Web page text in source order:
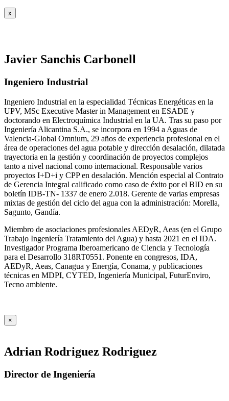
x
Javier Sanchis Carbonell
Ingeniero Industrial
Ingeniero Industrial en la especialidad Técnicas Energéticas en la
UPV, MSc Executive Master in Management en ESADE y
doctorando en Electroquímica Industrial en la UA. Tras su paso por
Ingeniería Alicantina S.A., se incorpora en 1994 a Aguas de
Valencia-Global Omnium, 29 años de experiencia profesional en el
área de operaciones del agua potable y dirección desalación, dilatada
trayectoria en la gestión y coordinación de proyectos complejos
tanto a nivel nacional como internacional. Responsable varios
proyectos I+D+i y CPP en desalación. Mención especial al Contrato
de Gerencia Integral calificado como caso de éxito por el BID en su
boletín IDB-TN- 1337 de enero 2.018. Gerente de varias empresas
mixtas de gestión del ciclo del agua con la administración: Morella,
Sagunto, Gandía.
Miembro de asociaciones profesionales AEDyR, Aeas (en el Grupo
Trabajo Ingeniería Tratamiento del Agua) y hasta 2021 en el IDA.
Investigador Programa Iberoamericano de Ciencia y Tecnología
para el Desarrollo 318RT0551. Ponente en congresos, IDA,
AEDyR, Aeas, Canagua y Energía, Conama, y publicaciones
técnicas en MDPI, CYTED, Ingeniería Municipal, FuturEnviro,
Tecno ambiente.
×
Adrian Rodriguez Rodriguez
Director de Ingeniería